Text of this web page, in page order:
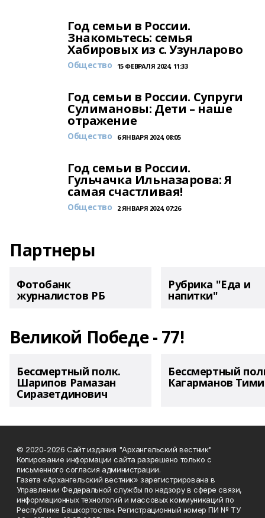
Год семьи в России.
Знакомьтесь: семья
Хабировых из с. Узунларово
Общество 15 ФЕВРАЛЯ 2024, 11:33
Год семьи в России. Супруги
Сулимановы: Дети – наше
отражение
Общество 6 ЯНВАРЯ 2024, 08:05
Год семьи в России.
Гульчачка Ильназарова: Я
самая счастливая!
Общество 2 ЯНВАРЯ 2024, 07:26
Партнеры
Фотобанк
журналистов РБ
Рубрика "Еда и
напитки"
Великой Победе - 77!
Бессмертный полк.
Шарипов Рамазан
Сиразетдинович
Бессмертный
Кагарманов
© 2020-2026 Сайт издания "Архангельский вестник"
Копирование информации сайта разрешено только с
письменного согласия администрации.
Газета «Архангельский вестник» зарегистрирована в
Управлении Федеральной службы по надзору в сфере связи,
информационных технологий и массовых коммуникаций по
Республике Башкортостан. Регистрационный номер ПИ № ТУ